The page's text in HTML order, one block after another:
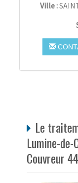
Ville :
Le
Lumine-
Couvreur 44